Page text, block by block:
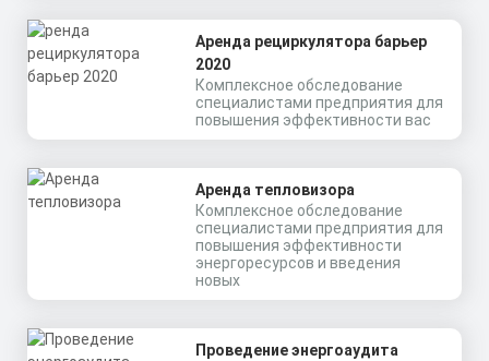
Скачать
Аренда рециркулятора барьер
2020
Комплексное обследование
специалистами предприятия для
повышения эффективности вас
Аренда тепловизора
Комплексное обследование
специалистами предприятия для
повышения эффективности
энергоресурсов и введения
новых
Проведение энергоаудита